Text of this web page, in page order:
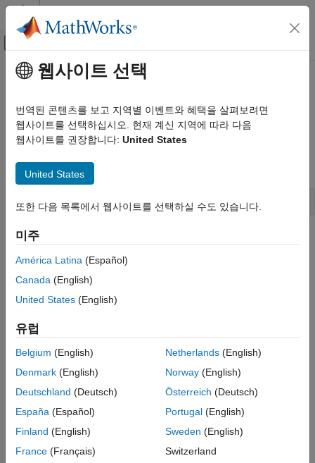
콘텐츠로 바로 가기
오프캔버스 탐색 메뉴 토글
문서 홈
Block and Blockset Authoring
Author Block Algorithms
Author Blocks Using C MEX S-Functions
Configure C/C++ S-Function Features
ssGetInputPortOptimOpts
ON THIS PAGE
Arguments
Returns
Description
See Also
Version History
주요 콘텐츠
ssGetInputPortOptimOpts
Get the reusability setting of the memory allocated to the input
port of an S-function
Syntax
uint_T ssGetInputPortOptimOpts(SimStruct *S, int_T port)
Arguments
S
SimStruct that represents an
Index of an input port of
Returns
One of the following values:
SS_NOT_REUSABLE_AND_GLOBAL
웹사이트 선택
번역된 콘텐츠를 보고 지역별 이벤트와 혜택을 살펴보려면
웹사이트를 선택하십시오. 현재 계신 지역에 따라 다음
웹사이트를 권장합니다: United States
United States
또한 다음 목록에서 웹사이트를 선택하실 수도 있습니다.
미주
América Latina (Español)
Canada (English)
United States (English)
유럽
Belgium (English)
Denmark (English)
Deutschland (Deutsch)
España (Español)
Finland (English)
France (Français)
Netherlands(English)
Norway(English)
Österreich (Deutsch)
Portugal(English)
Sweden (English)
Switzerland